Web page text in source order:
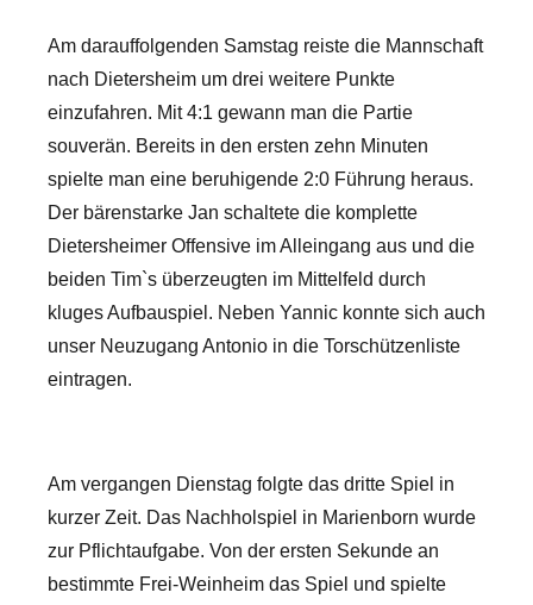
Am darauffolgenden Samstag reiste die Mannschaft
nach Dietersheim um drei weitere Punkte
einzufahren. Mit 4:1 gewann man die Partie
souverän. Bereits in den ersten zehn Minuten
spielte man eine beruhigende 2:0 Führung heraus.
Der bärenstarke Jan schaltete die komplette
Dietersheimer Offensive im Alleingang aus und die
beiden Tim`s überzeugten im Mittelfeld durch
kluges Aufbauspiel. Neben Yannic konnte sich auch
unser Neuzugang Antonio in die Torschützenliste
eintragen.
Am vergangen Dienstag folgte das dritte Spiel in
kurzer Zeit. Das Nachholspiel in Marienborn wurde
zur Pflichtaufgabe. Von der ersten Sekunde an
bestimmte Frei-Weinheim das Spiel und spielte